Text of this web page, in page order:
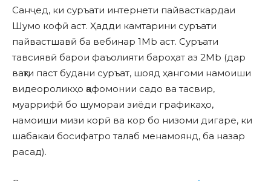
Санҷед, ки суръати интернети пайвасткардаи
Шумо кофӣ аст. Ҳадди камтарини суръати
пайвастшавӣ ба вебинар 1Mb аст. Суръати
тавсиявӣ барои фаъолияти бароҳат аз 2Mb (дар
вақти паст будани суръат, шояд ҳангоми намоиши
видеороликҳо қафомонии садо ва тасвир,
муаррифӣ бо шумораи зиёди графикаҳо,
намоиши мизи корӣ ва кор бо низоми дигаре, ки
шабакаи босифатро талаб менамоянд, ба назар
расад).